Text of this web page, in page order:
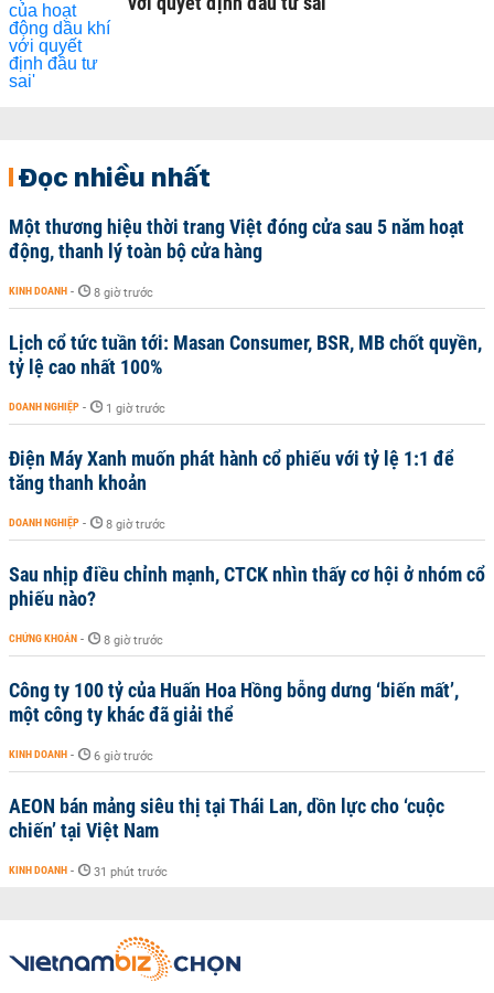
Đọc nhiều nhất
Một thương hiệu thời trang Việt đóng cửa sau 5 năm hoạt
động, thanh lý toàn bộ cửa hàng
KINH DOANH - 8 giờ trước
Lịch cổ tức tuần tới: Masan Consumer, BSR, MB chốt quyền,
tỷ lệ cao nhất 100%
DOANH NGHIỆP - 1 giờ trước
Điện Máy Xanh muốn phát hành cổ phiếu với tỷ lệ 1:1 để
tăng thanh khoản
DOANH NGHIỆP - 8 giờ trước
Sau nhịp điều chỉnh mạnh, CTCK nhìn thấy cơ hội ở nhóm cổ
phiếu nào?
CHỨNG KHOÁN - 8 giờ trước
Công ty 100 tỷ của Huấn Hoa Hồng bỗng dưng ‘biến mất’,
một công ty khác đã giải thể
KINH DOANH - 6 giờ trước
AEON bán mảng siêu thị tại Thái Lan, dồn lực cho ‘cuộc
chiến’ tại Việt Nam
KINH DOANH - 31 phút trước